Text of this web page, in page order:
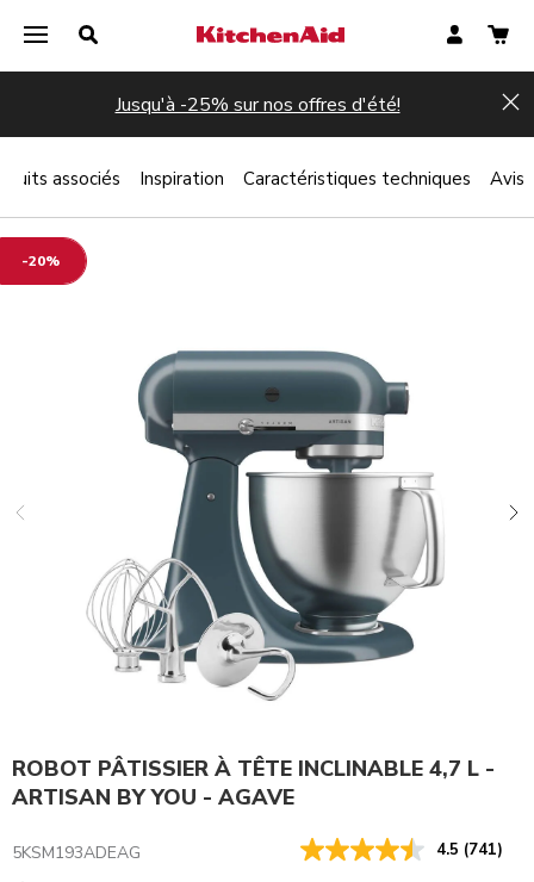
Jusqu'à -25% sur nos offres d'été!
-20%
ROBOT PÂTISSIER À TÊTE INCLINABLE 4,7 L -
ARTISAN BY YOU - AGAVE
5KSM193ADEAG 4.5 (741)
associés Inspiration Caractéristiques techniques Avis